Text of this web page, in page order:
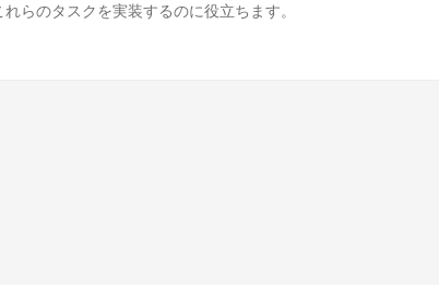
らのタスクを実装するのに役立ちます。